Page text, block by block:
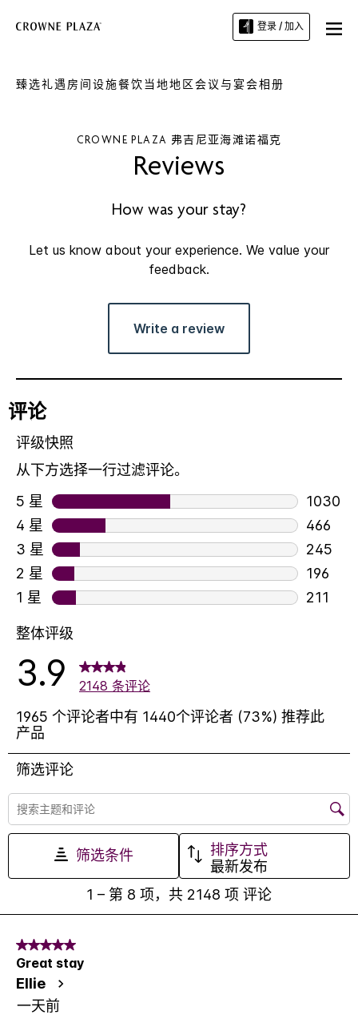
登录 / 加入
臻选礼遇 房间设施餐饮当地地区会议与宴会相册
CROWNE PLAZA 弗吉尼亚海滩诺福克
Reviews
How was your stay?
Let us know about your experience. We value your
feedback.
Write a review